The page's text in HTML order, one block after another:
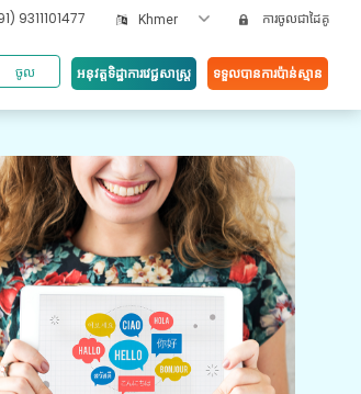
9311101477 Khmer ការចូលជាដៃគូ
ចូល អនុវត្តទិដ្ឋាការវេជ្ជសាស្រ្ត ទទួលបានការប៉ាន់ស្មាន